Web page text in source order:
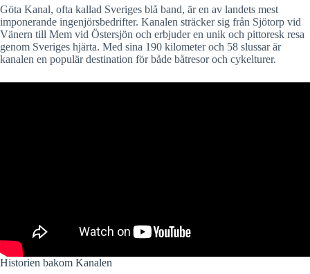
Göta Kanal, ofta kallad Sveriges blå band, är en av landets mest
imponerande ingenjörsbedrifter. Kanalen sträcker sig från Sjötorp vid
Vänern till Mem vid Östersjön och erbjuder en unik och pittoresk resa
genom Sveriges hjärta. Med sina 190 kilometer och 58 slussar är
kanalen en populär destination för både båtresor och cykelturer.
Historien bakom Kanalen